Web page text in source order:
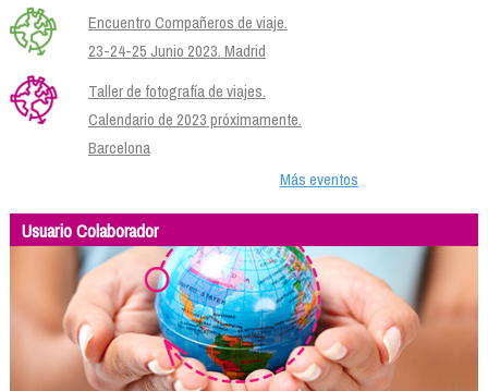
Encuentro Compañeros de viaje.
23-24-25 Junio 2023. Madrid
Taller de fotografía de viajes.
Calendario de 2023 próximamente.
Barcelona
Más eventos
Usuario Colaborador